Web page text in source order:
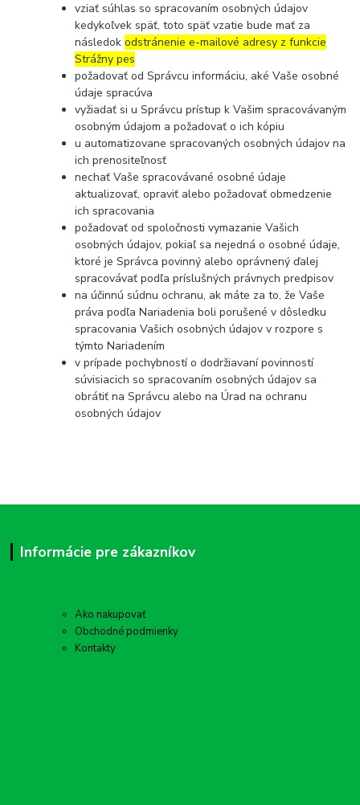
vziať súhlas so spracovaním osobných údajov
kedykoľvek späť, toto späť vzatie bude mať za
následokodstránenie e-mailové adresy z funkcie
Strážny pes
požadovať od Správcu informáciu, aké Vaše osobné
údaje spracúva
vyžiadať si u Správcu prístup k Vašim spracovávaným
osobným údajom a požadovať o ich kópiu
u automatizovane spracovaných osobných údajov na
ich prenositeľnosť
nechať Vaše spracovávané osobné údaje
aktualizovať, opraviť alebo požadovať obmedzenie
ich spracovania
požadovať od spoločnosti vymazanie Vašich
osobných údajov, pokiaľ sa nejedná o osobné údaje,
ktoré je Správca povinný alebo oprávnený ďalej
spracovávať podľa príslušných právnych predpisov
na účinnú súdnu ochranu, ak máte za to, že Vaše
práva podľa Nariadenia boli porušené v dôsledku
spracovania Vašich osobných údajov v rozpore s
týmto Nariadením
v prípade pochybností o dodržiavaní povinností
súvisiacich so spracovaním osobných údajov sa
obrátiť na Správcu alebo na Úrad na ochranu
osobných údajov
Informácie pre zákazníkov
Ako nakupovať
Obchodné podmienky
Kontakty